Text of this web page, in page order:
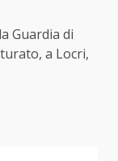
Guardia di
a Locri,